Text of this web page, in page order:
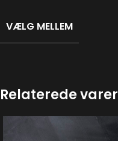
VÆLG MELLEM
Relaterede varer